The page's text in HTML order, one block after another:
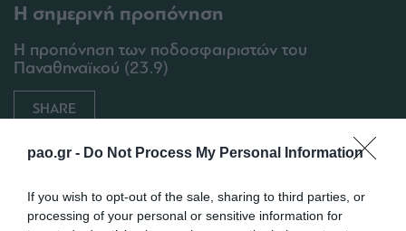
pao.gr - Do Not Process My Personal Information
If you wish to opt-out of the sale, sharing to third parties, or
processing of your personal or sensitive information for
Η σημερινή προπόνηση
Η προπόνηση των ποδοσφαιριστών του
Παναθηναϊκού (23.9)
SHARE
23/09/2010 | 17:15